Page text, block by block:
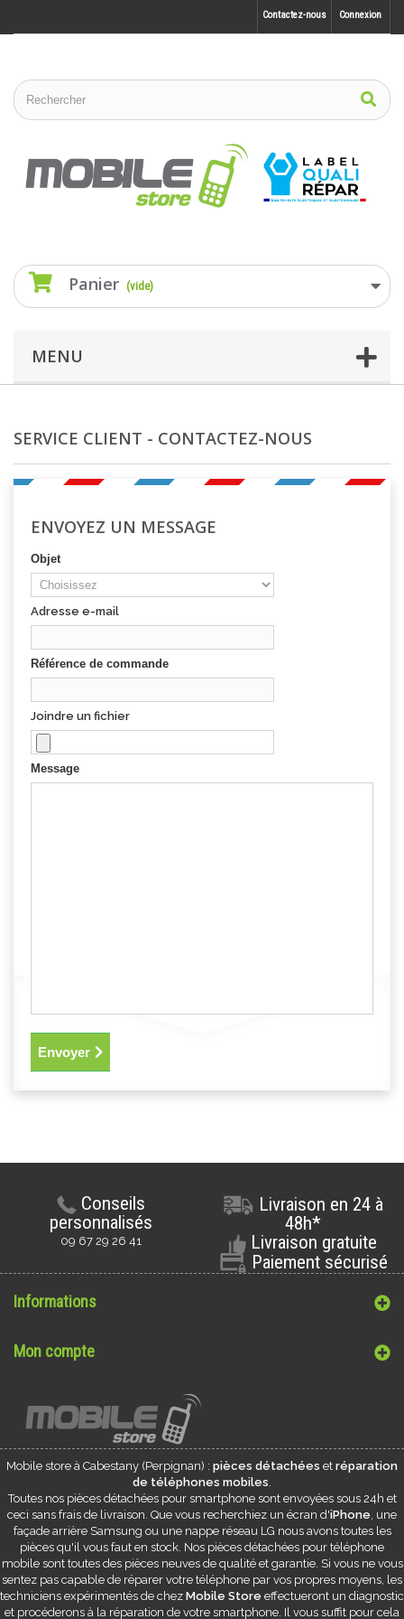
Connexion
Contactez-nous
Panier (vide)
MENU
SERVICE CLIENT - CONTACTEZ-NOUS
ENVOYEZ UN MESSAGE
Objet
Adresse e-mail
Référence de commande
Joindre un fichier
Message
Envoyer
Conseils
personnalisés
09 67 29 26 41
Livraison en 24 à
48h*
Livraison gratuite
Paiement sécurisé
Informations
Mon compte
Mobile store à Cabestany (Perpignan) : pièces détachées et réparation
de téléphones mobiles.
Toutes nos pièces détachées pour smartphone sont envoyées sous 24h et
ceci sans frais de livraison. Que vous recherchiez un écran d'iPhone, une
façade arrière Samsung ou une nappe réseau LG nous avons toutes les
pièces qu'il vous faut en stock. Nos pièces détachées pour téléphone
mobile sont toutes des pièces neuves de qualité et garantie. Si vous ne vous
sentez pas capable de réparer votre téléphone par vos propres moyens, les
techniciens expérimentés de chez Mobile Store effectueront un diagnostic
et procéderons à la réparation de votre smartphone. Il vous suffit pour cela